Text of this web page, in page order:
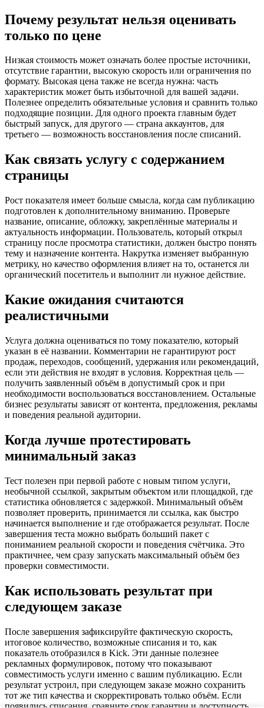
Почему результат нельзя оценивать
только по цене
Низкая стоимость может означать более простые источники,
отсутствие гарантии, высокую скорость или ограничения по
формату. Высокая цена также не всегда нужна: часть
характеристик может быть избыточной для вашей задачи.
Полезнее определить обязательные условия и сравнить только
подходящие позиции. Для одного проекта главным будет
быстрый запуск, для другого — страна аккаунтов, для
третьего — возможность восстановления после списаний.
Как связать услугу с содержанием
страницы
Рост показателя имеет больше смысла, когда сам публикацию
подготовлен к дополнительному вниманию. Проверьте
название, описание, обложку, закреплённые материалы и
актуальность информации. Пользователь, который открыл
страницу после просмотра статистики, должен быстро понять
тему и назначение контента. Накрутка изменяет выбранную
метрику, но качество оформления влияет на то, останется ли
органический посетитель и выполнит ли нужное действие.
Какие ожидания считаются
реалистичными
Услуга должна оцениваться по тому показателю, который
указан в её названии. Комментарии не гарантируют рост
продаж, переходов, сообщений, удержания или рекомендаций,
если эти действия не входят в условия. Корректная цель —
получить заявленный объём в допустимый срок и при
необходимости воспользоваться восстановлением. Остальные
бизнес результаты зависят от контента, предложения, рекламы
и поведения реальной аудитории.
Когда лучше протестировать
минимальный заказ
Тест полезен при первой работе с новым типом услуги,
необычной ссылкой, закрытым объектом или площадкой, где
статистика обновляется с задержкой. Минимальный объём
позволяет проверить, принимается ли ссылка, как быстро
начинается выполнение и где отображается результат. После
завершения теста можно выбрать больший пакет с
пониманием реальной скорости и поведения счётчика. Это
практичнее, чем сразу запускать максимальный объём без
проверки совместимости.
Как использовать результат при
следующем заказе
После завершения зафиксируйте фактическую скорость,
итоговое количество, возможные списания и то, как
показатель отобразился в Kick. Эти данные полезнее
рекламных формулировок, потому что показывают
совместимость услуги именно с вашим публикацию. Если
результат устроил, при следующем заказе можно сохранить
тот же тип качества и скорректировать только объём. Если
появились списания, сравните срок гарантии и доступность